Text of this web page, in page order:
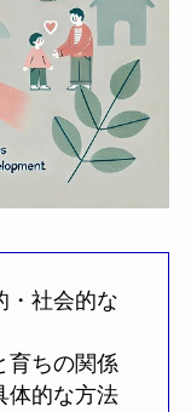
・社会的な
育ちの関係
体的な方法